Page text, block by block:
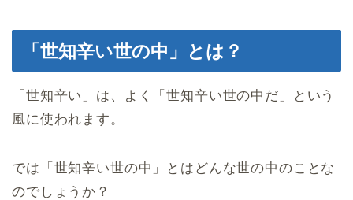
「世知辛い世の中」とは？
「世知辛い」は、よく「世知辛い世の中だ」という
風に使われます。
では「世知辛い世の中」とはどんな世の中のことな
のでしょうか？